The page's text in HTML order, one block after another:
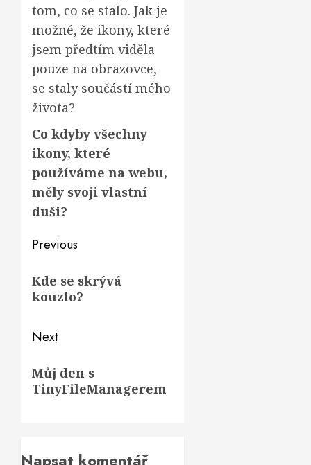
tom, co se stalo. Jak je
možné, že ikony, které
jsem předtím viděla
pouze na obrazovce,
se staly součástí mého
života?
Co kdyby všechny
ikony, které
používáme na webu,
měly svoji vlastní
duši?
Post
navigation
Previous
post:
Kde se skrývá
kouzlo?
Next
post:
Můj den s
TinyFileManagerem
Napsat komentář